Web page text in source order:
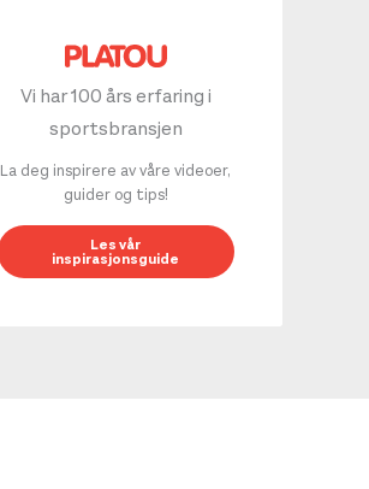
Vi har 100 års erfaring i
sportsbransjen
La deg inspirere av våre videoer,
guider og tips!
Les vår
inspirasjonsguide